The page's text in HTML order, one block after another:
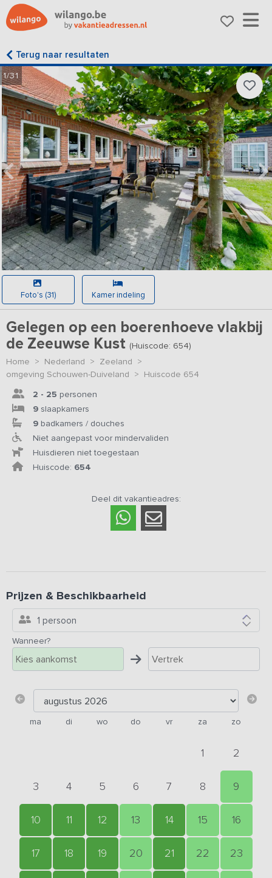
Terug naar resultaten
1/31
Foto's (31) Kamer indeling
Gelegen op een boerenhoeve vlakbij
de Zeeuwse Kust (Huiscode: 654)
Home > Nederland > Zeeland >
omgeving Schouwen-Duiveland > Huiscode 654
2 - 25 personen
9 slaapkamers
9 badkamers / douches
Niet aangepast voor mindervaliden
Huisdieren niet toegestaan
Huiscode: 654
Deel dit vakantieadres:
Prijzen & Beschikbaarheid
1 persoon
Wanneer?
ma di wo do vr za zo
1 2
3 4 5 6 7 8 9
10 11 12 13 14 15 16
17 18 19 20 21 22 23